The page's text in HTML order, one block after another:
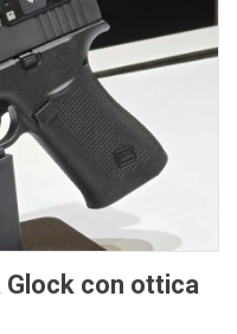
con ottica